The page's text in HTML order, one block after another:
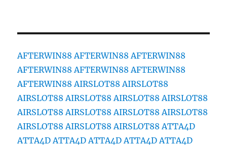
AFTERWIN88 AFTERWIN88 AFTERWIN88
AFTERWIN88 AFTERWIN88 AFTERWIN88
AFTERWIN88 AIRSLOT88 AIRSLOT88
AIRSLOT88 AIRSLOT88 AIRSLOT88 AIRSLOT88
AIRSLOT88 AIRSLOT88 AIRSLOT88 AIRSLOT88
AIRSLOT88 AIRSLOT88 AIRSLOT88 ATTA4D
ATTA4D ATTA4D ATTA4D ATTA4D ATTA4D